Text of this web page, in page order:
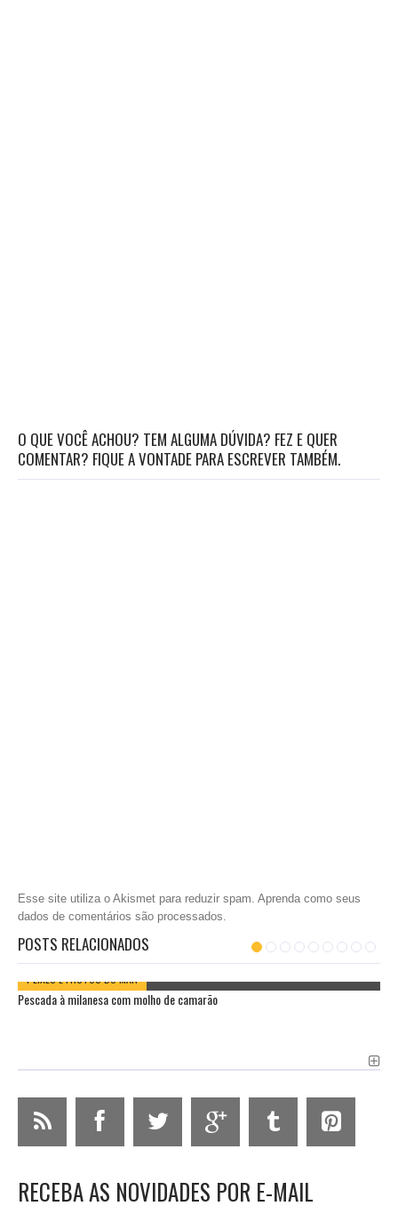
O QUE VOCÊ ACHOU? TEM ALGUMA DÚVIDA? FEZ E QUER
COMENTAR? FIQUE A VONTADE PARA ESCREVER TAMBÉM.
Esse site utiliza o Akismet para reduzir spam. Aprenda como seus
dados de comentários são processados.
POSTS RELACIONADOS
PEIXES E FRUTOS DO MAR
Pescada à milanesa com molho de camarão
RECEBA AS NOVIDADES POR E-MAIL